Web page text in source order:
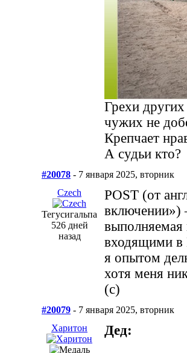
Грехи
чужих не
Крепчает
А судьи кто?
#20078 - 7 января 2025, вторник
Сzech
Тегусигальпа
526 дней
назад
POST (от
включении»)
входящими в
я опытом
хотя меня
(c)
#20079 - 7 января 2025, вторник
Харитон
Дед: